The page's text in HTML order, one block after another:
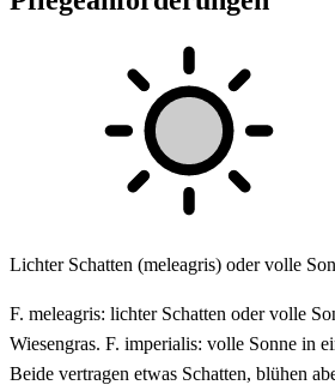
Lichter Schatten (meleagris) oder volle
F. meleagris: lichter Schatten oder volle
Wiesengras. F. imperialis: volle Sonne in
Beide vertragen etwas Schatten, blühen